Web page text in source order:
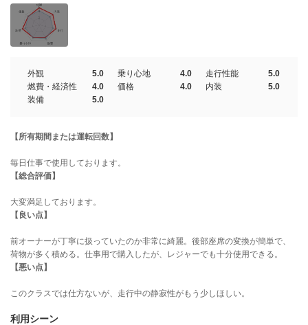
外観 5.0 乗り心地 4.0 走行性能
5.0
燃費・経済性
4.0 価格 4.0 内装
5.0
装備
5.0
【所有期間または運転回数】
毎日仕事で使用しております。
【総合評価】
大変満足しております。
【良い点】
前オーナーが丁寧に扱っていたのか非常に綺麗。後部座席の変換が簡単で、
荷物が多く積める。仕事用で購入したが、レジャーでも十分使用できる。
【悪い点】
このクラスでは仕方ないが、走行中の静寂性がもう少しほしい。
利用シーン